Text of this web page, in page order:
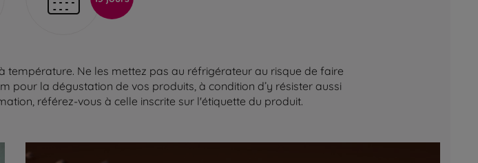
température. Ne les mettez pas au réfrigérateur au risque de faire
pour la dégustation de vos produits, à condition d’y résister aussi
référez-vous à celle inscrite sur l'étiquette du produit.